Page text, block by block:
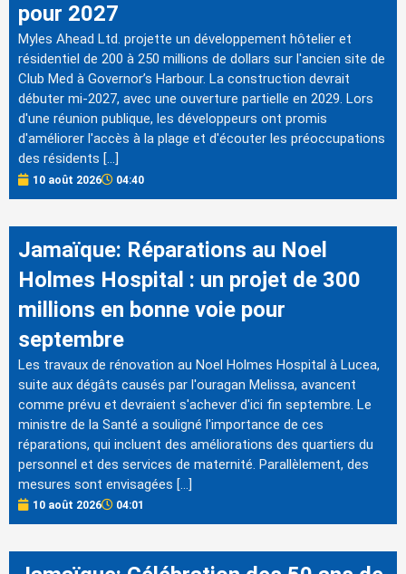
pour 2027
Myles Ahead Ltd. projette un développement hôtelier et
résidentiel de 200 à 250 millions de dollars sur l'ancien site de
Club Med à Governor’s Harbour. La construction devrait
débuter mi-2027, avec une ouverture partielle en 2029. Lors
d'une réunion publique, les développeurs ont promis
d'améliorer l'accès à la plage et d'écouter les préoccupations
des résidents […]
10 août 2026 04:40
Jamaïque: Réparations au Noel
Holmes Hospital : un projet de 300
millions en bonne voie pour
septembre
Les travaux de rénovation au Noel Holmes Hospital à Lucea,
suite aux dégâts causés par l'ouragan Melissa, avancent
comme prévu et devraient s'achever d'ici fin septembre. Le
ministre de la Santé a souligné l'importance de ces
réparations, qui incluent des améliorations des quartiers du
personnel et des services de maternité. Parallèlement, des
mesures sont envisagées […]
10 août 2026 04:01